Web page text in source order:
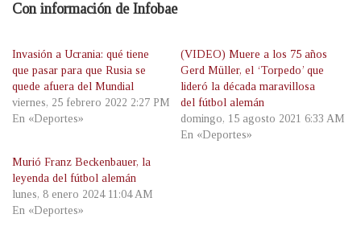
Con información de Infobae
Invasión a Ucrania: qué tiene
que pasar para que Rusia se
quede afuera del Mundial
viernes, 25 febrero 2022 2:27 PM
En «Deportes»
(VIDEO) Muere a los 75 años
Gerd Müller, el ‘Torpedo’ que
lideró la década maravillosa
del fútbol alemán
domingo, 15 agosto 2021 6:33 AM
En «Deportes»
Murió Franz Beckenbauer, la
leyenda del fútbol alemán
lunes, 8 enero 2024 11:04 AM
En «Deportes»